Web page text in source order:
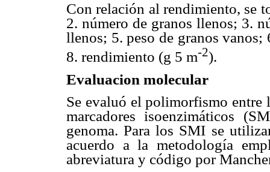
Con relación al rendimiento, se
2. número de granos llenos; 3.
llenos; 5. peso de granos
8. rendimiento (g 5 m-2).
Evaluacion molecular
Se evaluó el polimorfismo entre
marcadores isoenzimáticos
genoma. Para los SMI se
acuerdo a la metodología
abreviatura y código por